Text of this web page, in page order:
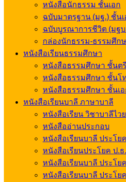
หนังสือนักธรรม ชั้นเอก
ฉบับมาตรฐาน (มฐ.) ชั้นเ
ฉบับบูรณาการชีวิต (มฐบ
กล่องนักธรรม-ธรรมศึก
หนังสือเรียนธรรมศึกษา
หนังสือธรรมศึกษา ชั้นตรี
หนังสือธรรมศึกษา ชั้นโ
หนังสือธรรมศึกษา ชั้นเอ
หนังสือเรียนบาลี ภาษาบาลี
หนังสือเรียน วิชาบาลีไว
หนังสืออ่านประกอบ
หนังสือเรียนบาลี ประโย
หนังสือเรียนประโยค ป.ธ
หนังสือเรียนบาลี ประโย
หนังสือเรียนบาลี ประโย